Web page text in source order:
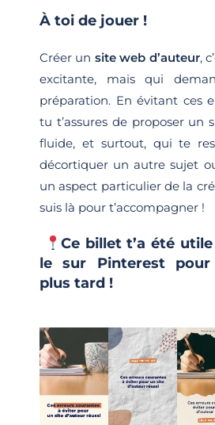
À toi de jouer !
Créer un site web d’auteur,
excitante, mais qui
préparation. En évitant ces
tu t’assures de proposer un
fluide, et surtout, qui te
décortiquer un autre sujet
un aspect particulier de la
suis là pour t’accompagner !
​Ce billet t’a été
le sur Pinterest
plus tard !